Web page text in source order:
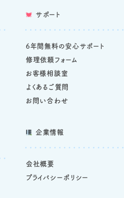
サポート
6年間無料の安心サポート
修理依頼フォーム
お客様相談室
よくあるご質問
お問い合わせ
企業情報
会社概要
プライバシーポリシー